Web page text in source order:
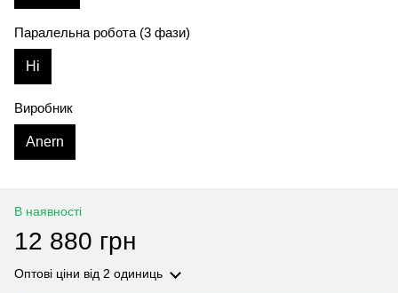
Паралельна робота (3 фази)
Ні
Виробник
Anern
В наявності
12 880 грн
Оптові ціни від 2 одиниць